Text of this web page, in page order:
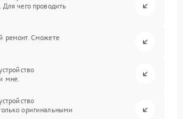
чего проводить
ремонт. Сможете
мне.
оригинальными